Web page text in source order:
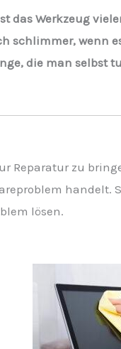
das Werkzeug
schlimmer, wenn
die man selbst
Reparatur zu
handelt.
lösen.